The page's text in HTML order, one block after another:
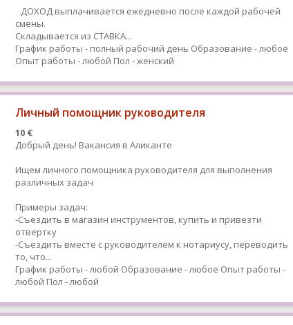
ДОХОД выплачивается ежедневно после каждой рабочей
смены.
Складывается из СТАВКА...
График работы - полный рабочий день Образование - любое
Опыт работы - любой Пол - женский
Личный помощник руководителя
10 €
Добрый день! Вакансия в Аликанте
Ищем личного помощника руководителя для выполнения
различных задач
Примеры задач:
-Съездить в магазин инструментов, купить и привезти
отвертку
-Съездить вместе с руководителем к нотариусу, переводить
то, что...
График работы - любой Образование - любое Опыт работы -
любой Пол - любой